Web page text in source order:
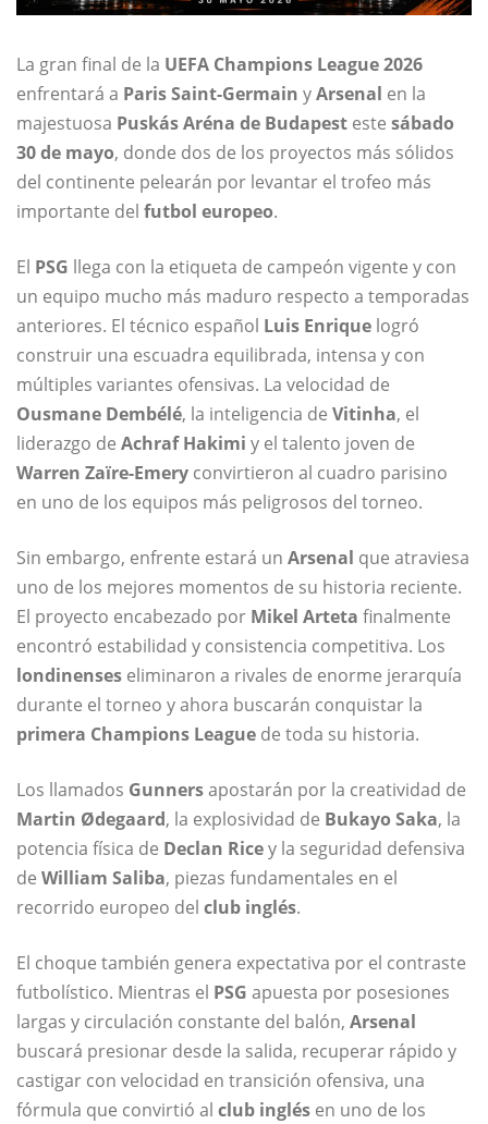
La gran final de la UEFA Champions League 2026
enfrentará a Paris Saint-Germain yArsenal en la
majestuosa Puskás Aréna de Budapest este sábado
30 de mayo, donde dos de los proyectos más sólidos
del continente pelearán por levantar el trofeo más
importante del futbol europeo.
El PSG llega con la etiqueta de campeón vigente y con
un equipo mucho más maduro respecto a temporadas
anteriores. El técnico español Luis Enrique logró
construir una escuadra equilibrada, intensa y con
múltiples variantes ofensivas. La velocidad de
Ousmane Dembélé, la inteligencia de Vitinha, el
liderazgo de Achraf Hakimi y el talento joven de
Warren Zaïre-Emery convirtieron al cuadro parisino
en uno de los equipos más peligrosos del torneo.
Sin embargo, enfrente estará un Arsenal que atraviesa
uno de los mejores momentos de su historia reciente.
El proyecto encabezado por Mikel Arteta finalmente
encontró estabilidad y consistencia competitiva. Los
londinenses eliminaron a rivales de enorme jerarquía
durante el torneo y ahora buscarán conquistar la
primera Champions League de toda su historia.
Los llamados Gunnersapostarán por la creatividad de
Martin Ødegaard, la explosividad de Bukayo Saka, la
potencia física de Declan Ricey la seguridad defensiva
de William Saliba, piezas fundamentales en el
recorrido europeo del club inglés.
El choque también genera expectativa por el contraste
futbolístico. Mientras el PSG apuesta por posesiones
largas y circulación constante del balón, Arsenal
buscará presionar desde la salida, recuperar rápido y
castigar con velocidad en transición ofensiva, una
fórmula que convirtió al club inglés en uno de los